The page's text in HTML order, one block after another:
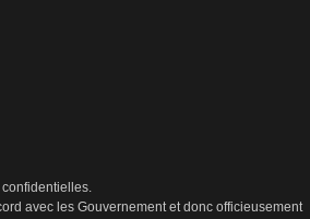
confidentielles.
avec les Gouvernement et donc officieusement